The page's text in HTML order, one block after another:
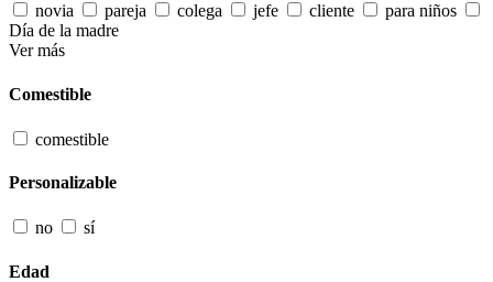
novia
pareja colega jefe cliente
para niños
Día de la madre
Ver más
Comestible
comestible
Personalizable
no sí
Edad